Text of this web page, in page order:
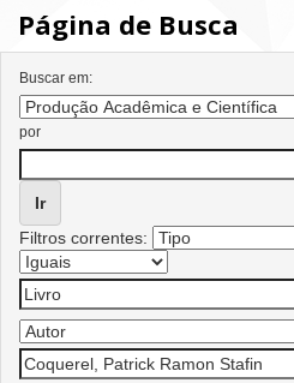
Página de Busca
Buscar em:
por
Filtros correntes: